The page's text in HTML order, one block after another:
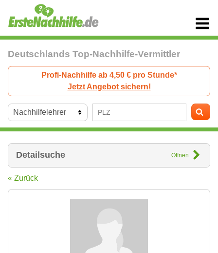
Deutschlands Top-Nachhilfe-Vermittler
Profi-Nachhilfe ab 4,50 € pro Stunde*
Jetzt Angebot sichern!
Detailsuche Öffnen
« Zurück